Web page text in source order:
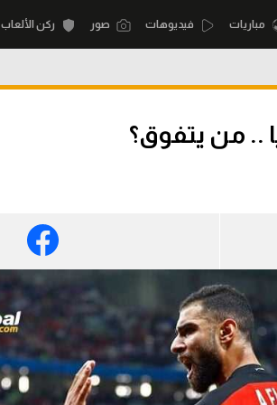
الكرة الإفريقية
سعودي في الجول
الدوري الإنجليزي
الدوري الإسباني
مباريات فيديوهات صور ركن الألعاب
.. من يتفوق؟